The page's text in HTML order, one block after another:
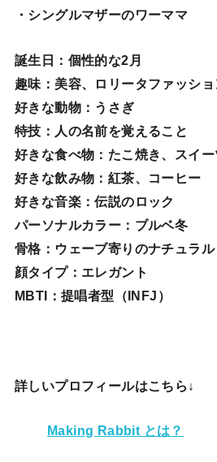
・シングルマザーのワーママ
誕生日 ：個性的な2月
趣味 ：美容、ロリータファッシ
好きな動物：うさぎ
特技 ：人の名前を覚えること
好きな食べ物 ：たこ焼き、スイー
好きな飲み物：紅茶、コーヒー
好きな音楽：伝説のロック
パーソナルカラー：ブルベ冬
骨格：ウェーブ寄りのナチュラル
顔タイプ：エレガン ト
MBTI：提唱者型（INFJ）
詳しいプロフィールはこちら↓
Making Rabbit とは？